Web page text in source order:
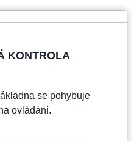
KONTROLA
se pohybuje
ovládání.